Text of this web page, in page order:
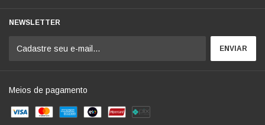
NEWSLETTER
Meios de pagamento